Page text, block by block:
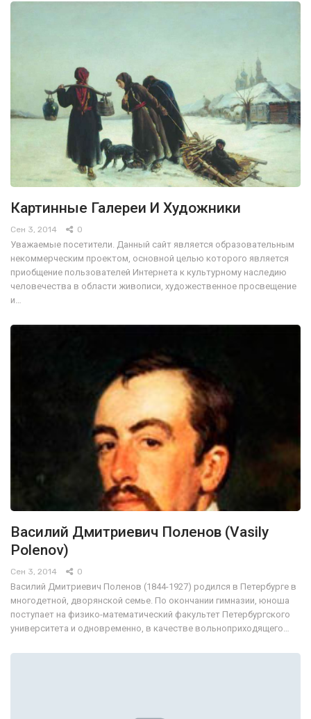
Картинные Галереи И Художники
Сен 3, 2014 0
Уважаемые посетители. Данный сайт является образовательным
некоммерческим проектом, основной целью которого является
приобщение пользователей Интернета к культурному наследию
человечества в области живописи, художественное просвещение
и…
Василий Дмитриевич Поленов (Vasily
Polenov)
Сен 3, 2014 0
Василий Дмитриевич Поленов (1844-1927) родился в Петербурге в
многодетной, дворянской семье. По окончании гимназии, юноша
поступает на физико-математический факультет Петербургского
университета и одновременно, в качестве вольноприходящего…